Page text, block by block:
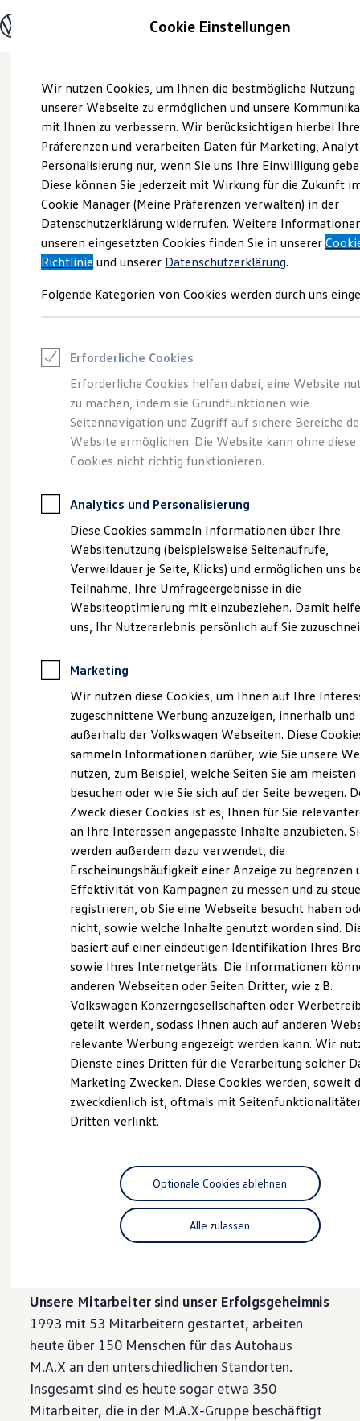
Hauptinhalt
springen
Footer
springen
Modelle und Konfigurator
Modelle vergleichen
Elektroautos
ENERGY Sondermodelle
Nutzfahrzeuge
SUV und CUV
Familienautos
Kombis
Kompaktwagen
Sportwagen
Schnell verfügbare Fahrzeuge
Angebote und Produkte
Aktuelle Angebote
E-Auto-Förderung
Volkswagen Marktplatz
Junge Gebrauchtwagen und Gebrauchtwagen
Saisonangebote
Leasing
Leasing-Angebote
Gebrauchtwagen Leasing
Junge Gebrauchtwagen-Leasing
Elektroauto Leasing
Kleinwagen-Leasing
Leasing ohne Anzahlung
Autokredit mit Schlussrate
Versicherungen und Garantien
Kfz-Versicherung
Restschuldversicherungen
Garantien
Wartungsverträge
Geschäftskunden
Professional Class bei Volkswagen
Großkunden
Behörden
Anpfiff zum Gewinn
Elektroautos
ID. Tutorials
Elektrofahrzeugkonzepte
Reichweite
Reichweite der ID. Modelle
Reichweite im Winter
Laden
Laden unterwegs
Laden Zuhause
Ladezeitensimulator
Batterie
Sicherheit
Garantie und Lebensdauer
Nachhaltigkeit
Technologie
Kosten und Kauf
Verbrauchskosten
Kaufoptionen
E-Auto-Förderung
Software und Konnektivität
Die ID. Software 6
ID. Software Versionen und Updates
Digitale Extras
Schnittstellen zu Ihrem ID.
Hybridautos
Marke und Erlebnis
Volkswagen R und R Experience
Driving Experience
Volkswagen entdecken
Werkbesichtigung
Factory visit
Lifestyle Shop
T-Roc Kollektion
R-Kollektion
GTI Kollektion
Fußball Drop
we drive football
#wedriveproud
Besitzer und Service
myVolkswagen
Software Updates
Service und Ersatzteile
M.A.X. Gruppe -
Unsere Geschichte
(Impressum & Rechtliches)
Eine neue Chance in Offenbach
Kammler Gruppe eine große Chance für die
Unternehmer Manfred Stegbauer und Jürgen
Zeiger. Zusammen wollte man die Möglichkeit
ergreifen am attraktiven Standort in Offenbach
ein bestehendes Autohaus mit motivierten
Mitarbeitern zu übernehmen und auf den
Erfolgsweg zu führen. Das Autohaus M.A.X in
Offenbach entsteht.
Neues Gewand für neue Ideen
Schnell wurde klar, dass das Konzept
funktionierte und der Standort in der
Sprendlinger Straße für die Marken Audi und VW
nicht mehr ausreichte. Also wurde in der
Waldstraße in Offenbach neu gebaut und 1998
eröffnet: Für die Marken Audi und VW gab es
eigenständige, attraktive Gebäude und viel Platz
für unsere Kunden, Mitarbeiter und natürlich die
Fahrzeuge.
Sprendlinger Landstraße – Spezialisierung und
Fokussierung
Landstraße das VW Nutzfahrzeugezentrum,
sowie das Karosserie- und Lackzentrum. So
können wir unseren Kunden an jedem Standort
die speziell geschulten Mitarbeiter und ein auf
Unsere Mitarbeiter sind unser Erfolgsgeheimnis
1993 mit 53 Mitarbeitern gestartet, arbeiten
heute über 150 Menschen für das Autohaus
M.A.X an den unterschiedlichen Standorten.
Insgesamt sind es heute sogar etwa 350
Mitarbeiter, die in der M.A.X-Gruppe beschäftigt
Cookie Einstellungen
Wir nutzen Cookies, um Ihnen die bestmögliche Nutzung
unserer Webseite zu ermöglichen und unsere
mit Ihnen zu verbessern. Wir berücksichtigen hierbei Ihre
Präferenzen und verarbeiten Daten für Marketing,
Personalisierung nur, wenn Sie uns Ihre Einwilligung
Diese können Sie jederzeit mit Wirkung für die Zukunft
Cookie Manager (Meine Präferenzen verwalten) in der
Datenschutzerklärung widerrufen. Weitere
unseren eingesetzten Cookies finden Sie in unserer
Richtlinie und unserer Datenschutzerklärung.
Folgende Kategorien von Cookies werden durch uns
Erforderliche Cookies
Erforderliche Cookies helfen dabei, eine Website
zu machen, indem sie Grundfunktionen wie
Seitennavigation und Zugriff auf sichere Bereiche
Website ermöglichen. Die Website kann ohne diese
Cookies nicht richtig funktionieren.
Analytics und Personalisierung
Diese Cookies sammeln Informationen über Ihre
Websitenutzung (beispielsweise Seitenaufrufe,
Verweildauer je Seite, Klicks) und ermöglichen uns
Teilnahme, Ihre Umfrageergebnisse in die
Websiteoptimierung mit einzubeziehen. Damit
uns, Ihr Nutzererlebnis persönlich auf Sie
Marketing
Wir nutzen diese Cookies, um Ihnen auf Ihre
zugeschnittene Werbung anzuzeigen, innerhalb und
außerhalb der Volkswagen Webseiten. Diese
sammeln Informationen darüber, wie Sie unsere
nutzen, zum Beispiel, welche Seiten Sie am meisten
besuchen oder wie Sie sich auf der Seite bewegen.
Zweck dieser Cookies ist es, Ihnen für Sie
an Ihre Interessen angepasste Inhalte anzubieten.
werden außerdem dazu verwendet, die
Erscheinungshäufigkeit einer Anzeige zu begrenzen
Effektivität von Kampagnen zu messen und zu
registrieren, ob Sie eine Webseite besucht haben
nicht, sowie welche Inhalte genutzt worden sind.
basiert auf einer eindeutigen Identifikation Ihres
sowie Ihres Internetgeräts. Die Informationen
anderen Webseiten oder Seiten Dritter, wie z.B.
Volkswagen Konzerngesellschaften oder
geteilt werden, sodass Ihnen auch auf anderen
relevante Werbung angezeigt werden kann. Wir
Dienste eines Dritten für die Verarbeitung solcher
Marketing Zwecken. Diese Cookies werden, soweit
zweckdienlich ist, oftmals mit
Dritten verlinkt.
Alle zulassen
Optionale Cookies ablehnen